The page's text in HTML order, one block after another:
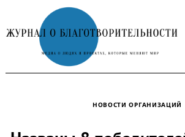
to
content
НОВОСТИ ОРГАНИЗАЦИЙ